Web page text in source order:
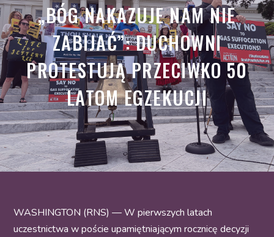
„BÓG NAKAZUJE NAM NIE
ZABIJAĆ”: DUCHOWNI
PROTESTUJĄ PRZECIWKO 50
LATOM EGZEKUCJI
WASHINGTON (RNS) — W pierwszych latach
uczestnictwa w poście upamiętniającym rocznicę decyzji